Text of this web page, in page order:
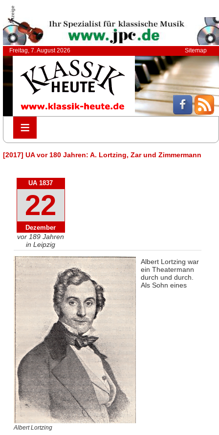
Anzeige
Freitag, 7. August 2026 Sitemap
≡
≡
[2017] UA vor 180 Jahren: A. Lortzing, Zar und Zimmermann
UA 1837
22
Dezember
vor 189 Jahren
in Leipzig
Albert Lortzing
Albert Lortzing war
ein Theatermann
durch und durch.
Als Sohn eines